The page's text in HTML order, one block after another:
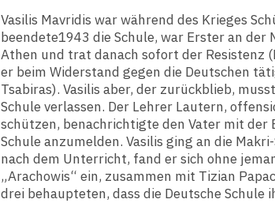
Vasilis Mavridis war während des Krieges
beendete1943 die Schule, war Erster an der
Athen und trat danach sofort der Resistenz
er beim Widerstand gegen die Deutschen
Tsabiras). Vasilis aber, der zurückblieb,
Schule verlassen. Der Lehrer Lautern,
schützen, benachrichtigte den Vater mit der
Schule anzumelden. Vasilis ging an die
nach dem Unterricht, fand er sich ohne
„Arachowis“ ein, zusammen mit Tizian
drei behaupteten, dass die Deutsche Schule